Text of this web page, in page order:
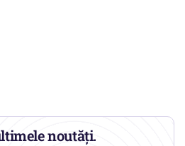
noutăți.